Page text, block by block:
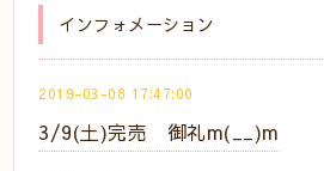
インフォメーション
2019-03-08 17:47:00
3/9(土)完売 御礼m(__)m